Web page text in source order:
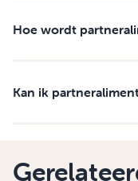
Hoe wordt
Kan ik